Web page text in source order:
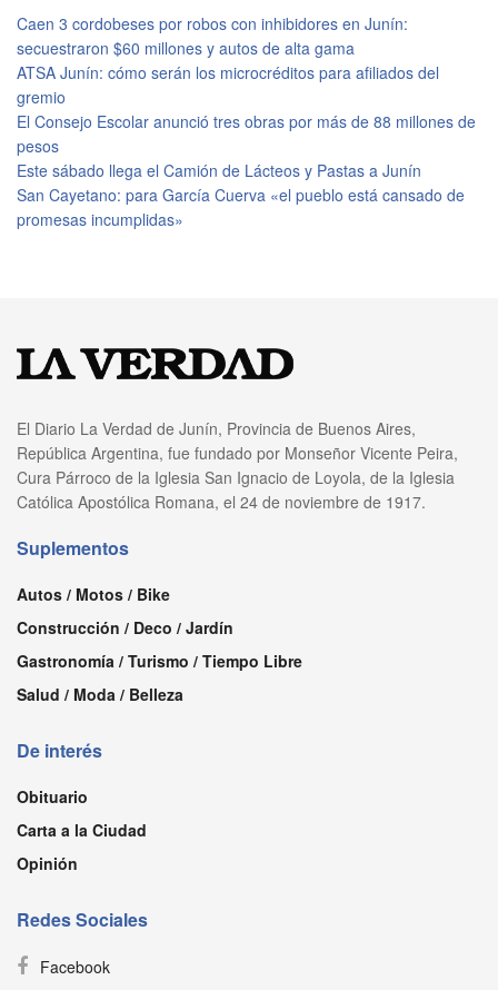
Caen 3 cordobeses por robos con inhibidores en Junín:
secuestraron $60 millones y autos de alta gama
ATSA Junín: cómo serán los microcréditos para afiliados del
gremio
El Consejo Escolar anunció tres obras por más de 88 millones de
pesos
Este sábado llega el Camión de Lácteos y Pastas a Junín
San Cayetano: para García Cuerva «el pueblo está cansado de
promesas incumplidas»
El Diario La Verdad de Junín, Provincia de Buenos Aires,
República Argentina, fue fundado por Monseñor Vicente Peira,
Cura Párroco de la Iglesia San Ignacio de Loyola, de la Iglesia
Católica Apostólica Romana, el 24 de noviembre de 1917.
Suplementos
Autos / Motos / Bike
Construcción / Deco / Jardín
Gastronomía / Turismo / Tiempo Libre
Salud / Moda / Belleza
De interés
Obituario
Carta a la Ciudad
Opinión
Redes Sociales
Facebook